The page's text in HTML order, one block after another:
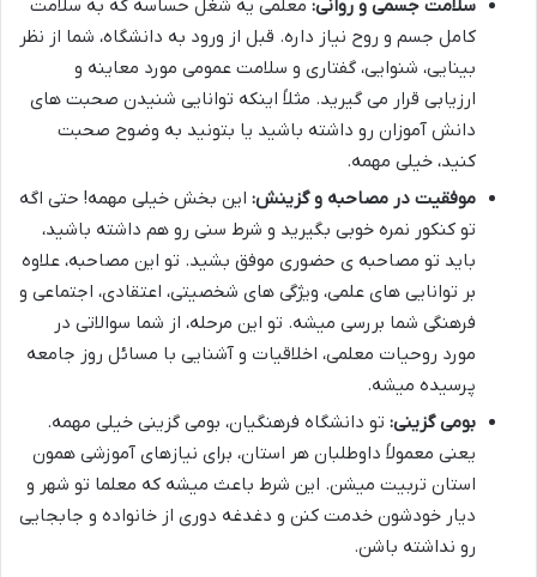
سلامت جسمی و روانی: معلمی یه شغل حساسه که به سلامت
کامل جسم و روح نیاز داره. قبل از ورود به دانشگاه، شما از نظر
بینایی، شنوایی، گفتاری و سلامت عمومی مورد معاینه و
ارزیابی قرار می گیرید. مثلاً اینکه توانایی شنیدن صحبت های
دانش آموزان رو داشته باشید یا بتونید به وضوح صحبت
کنید، خیلی مهمه.
موفقیت در مصاحبه و گزینش: این بخش خیلی مهمه! حتی اگه
تو کنکور نمره خوبی بگیرید و شرط سنی رو هم داشته باشید،
باید تو مصاحبه ی حضوری موفق بشید. تو این مصاحبه، علاوه
بر توانایی های علمی، ویژگی های شخصیتی، اعتقادی، اجتماعی و
فرهنگی شما بررسی میشه. تو این مرحله، از شما سوالاتی در
مورد روحیات معلمی، اخلاقیات و آشنایی با مسائل روز جامعه
پرسیده میشه.
بومی گزینی: تو دانشگاه فرهنگیان، بومی گزینی خیلی مهمه.
یعنی معمولاً داوطلبان هر استان، برای نیازهای آموزشی همون
استان تربیت میشن. این شرط باعث میشه که معلما تو شهر و
دیار خودشون خدمت کنن و دغدغه دوری از خانواده و جابجایی
رو نداشته باشن.